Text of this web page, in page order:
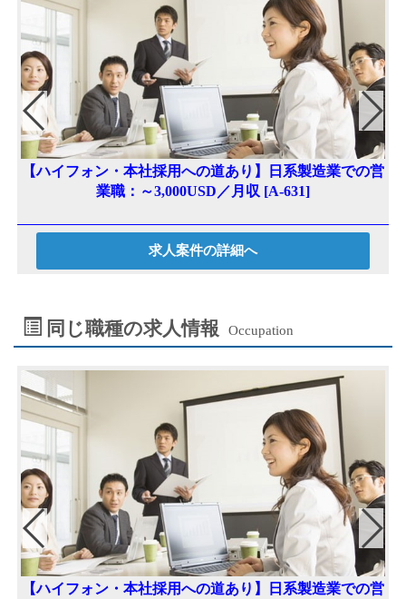
【ハイフォン・本社採用への道あり】日系製造業での営
業職：～3,000USD／月収 [A-631]
求人案件の詳細へ
同じ職種の求人情報 Occupation
【ハイフォン・本社採用への道あり】日系製造業での営